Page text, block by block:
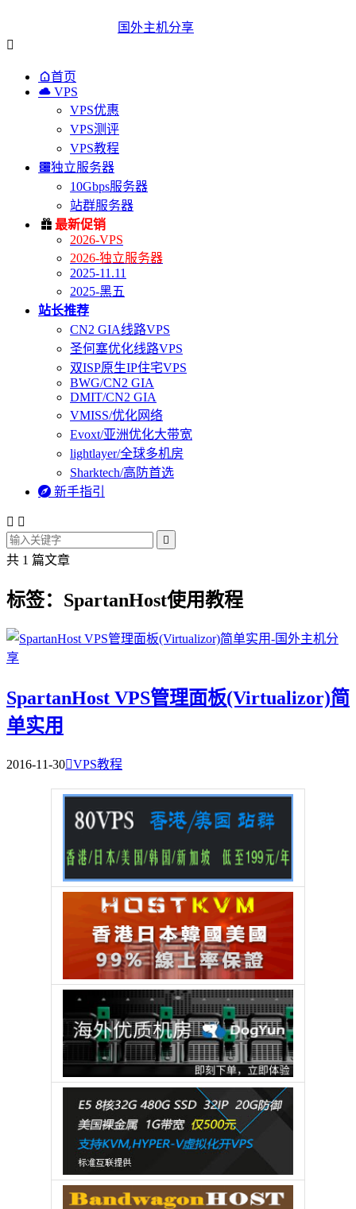
国外主机分享

首页
 VPS
VPS优惠
VPS测评
VPS教程
独立服务器
10Gbps服务器
站群服务器
 最新促销
2026-VPS
2026-独立服务器
2025-11.11
2025-黑五
站长推荐
CN2 GIA线路VPS
圣何塞优化线路VPS
双ISP原生IP住宅VPS
BWG/CN2 GIA
DMIT/CN2 GIA
VMISS/优化网络
Evoxt/亚洲优化大带宽
lightlayer/全球多机房
Sharktech/高防首选
 新手指引
 

共 1 篇文章
标签：SpartanHost使用教程
SpartanHost VPS管理面板(Virtualizor)简
单实用
2016-11-30VPS教程